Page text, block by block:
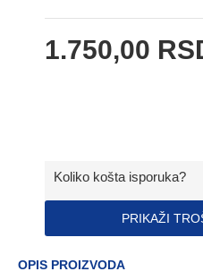
1.750,00
Koliko košta isporuka?
PRIKAŽI
OPIS PROIZVODA